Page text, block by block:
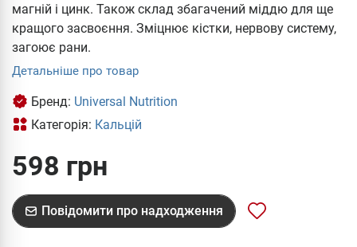
магній і цинк. Також склад збагачений міддю для ще
кращого засвоєння. Зміцнює кістки, нервову систему,
загоює рани.
Детальніше про товар
Бренд: Universal Nutrition
Категорія: Кальцій
598 грн
Повідомити про надходження